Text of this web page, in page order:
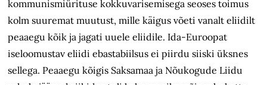
kommunismiürituse kokkuvarisemisega seoses toimus
kolm suuremat muutust, mille käigus võeti vanalt eliidilt
peaaegu kõik ja jagati uuele eliidile. Ida-Euroopat
iseloomustav eliidi ebastabiilsus ei piirdu siiski üksnes
sellega. Peaaegu kõigis Saksamaa ja Nõukogude Liidu